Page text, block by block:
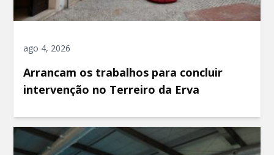
ago 4, 2026
Arrancam os trabalhos para concluir
intervenção no Terreiro da Erva